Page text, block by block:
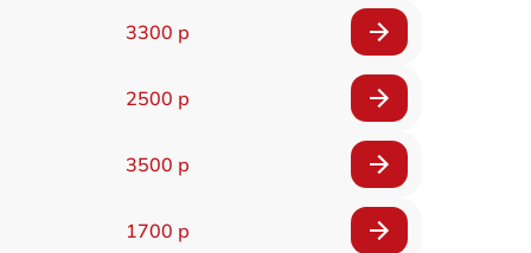
3300 р
2500 р
3500 р
1700 р